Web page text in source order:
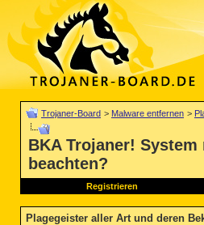
Trojaner-Board > Malware entfernen >
BKA Trojaner!
beachten?
Registrieren
Plagegeister aller Art und deren